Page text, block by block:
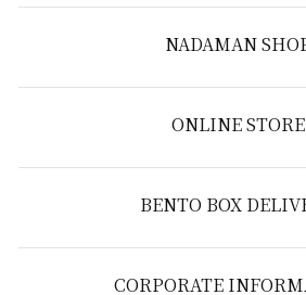
NADAMAN
ONLINE STORE
BENTO BOX
CORPORATE